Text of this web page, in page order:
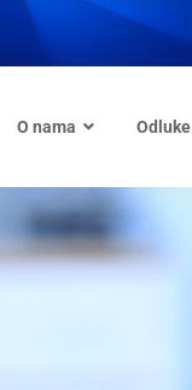
O nama Odluke